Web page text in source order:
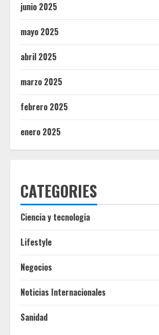
junio 2025
mayo 2025
abril 2025
marzo 2025
febrero 2025
enero 2025
CATEGORIES
Ciencia y tecnologia
Lifestyle
Negocios
Noticias Internacionales
Sanidad